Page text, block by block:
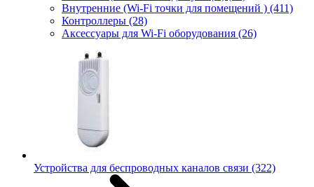
Внутренние (Wi-Fi точки для помещений ) (411)
Контроллеры (28)
Аксессуары для Wi-Fi оборудования (26)
Устройства для беспроводных каналов связи (322)